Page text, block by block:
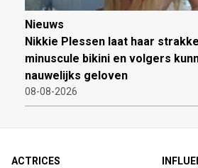
Nieuws
Nikkie Plessen laat haar
minuscule bikini en volgers
nauwelijks geloven
08-08-2026
ACTRICES